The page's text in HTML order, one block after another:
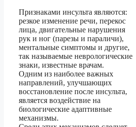
Признаками инсульта являются:
резкое изменение речи, перекос
лица, двигательные нарушения
рук и ног (парезы и параличи),
ментальные симптомы и другие,
так называемые неврологические
знаки, известные врачам.
Одним из наиболее важных
направлений, улучшающих
восстановление после инсульта,
является воздействие на
биологические адаптивные
механизмы.